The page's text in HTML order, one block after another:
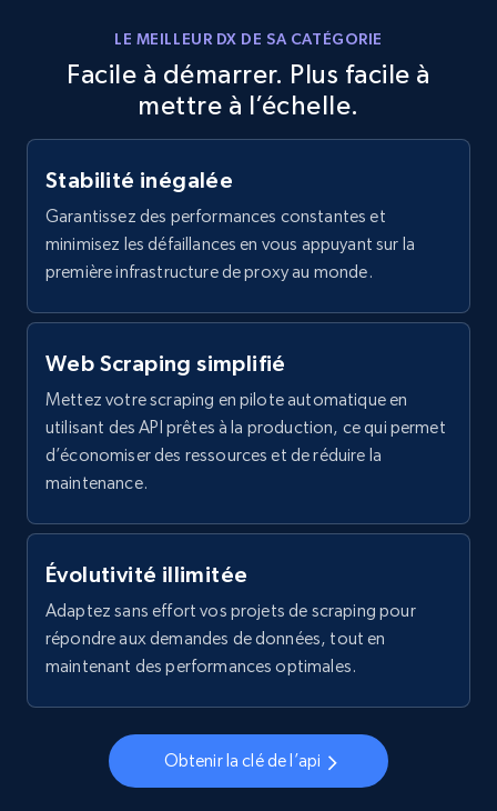
LE MEILLEUR DX DE SA CATÉGORIE
Facile à démarrer. Plus facile à
mettre à l’échelle.
Stabilité inégalée
Garantissez des performances constantes et
minimisez les défaillances en vous appuyant sur la
première infrastructure de proxy au monde.
Web Scraping simplifié
Mettez votre scraping en pilote automatique en
utilisant des API prêtes à la production, ce qui permet
d’économiser des ressources et de réduire la
maintenance.
Évolutivité illimitée
Adaptez sans effort vos projets de scraping pour
répondre aux demandes de données, tout en
maintenant des performances optimales.
Obtenir la clé de l’api